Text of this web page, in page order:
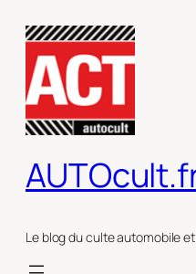
contenu
Le blog du culte automobile